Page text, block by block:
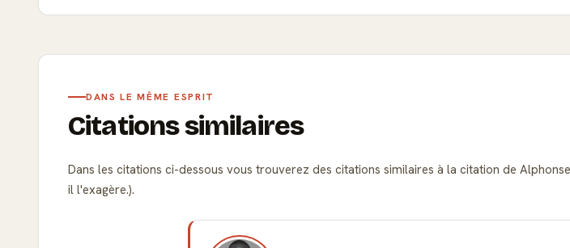
DANS LE MÊME ESPRIT
Citations similaires
Dans les citations ci-dessous vous trouverez des citations similaires à la citation de
il l'exagère.).